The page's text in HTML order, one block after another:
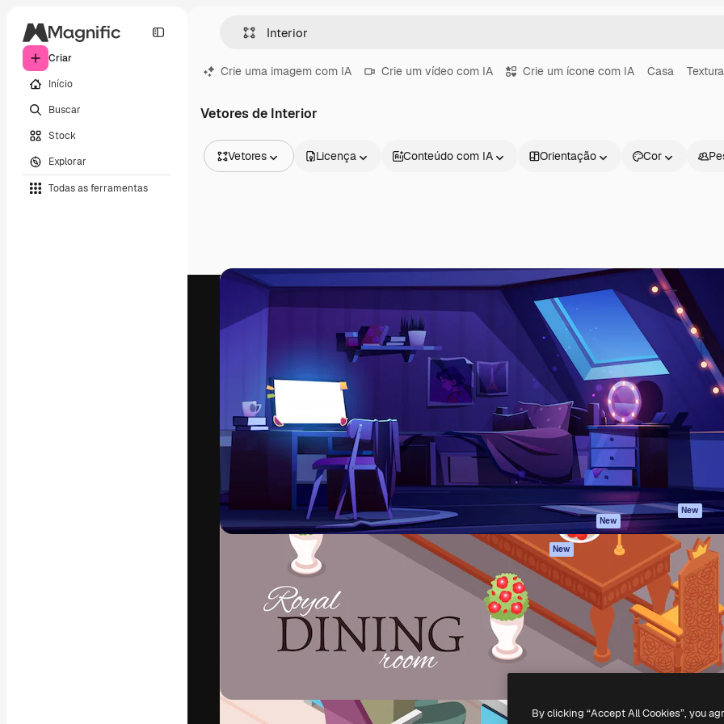
Criar
Início
Buscar
Stock
Explorar
Todas as ferramentas
Crie uma imagem com IA Crie um vídeo com IA Crie um ícone com IA Casa
Vetores de Interior
Vetores
Vídeos
Clipes de vídeo
Modelos de vídeos
Ícones
Licença Conteúdo com IA Orientação Cor
A plataforma criativa para você direcionar
seu melhor trabalho. Mais de 1 milhão de
assinantes entre criativos, empresas,
agências e estúdios.
Português
Produtos
Spaces
Assistente de IA
Gerador de
imagens
Gerador de vídeos
Texto para voz
Conteúdo de stock
MCP para
Claude/ChatGPT
New
Agentes New
API
App móvel
Todas as
ferramentas
Começar
Academy
Documentação
Atendimento
Termos e
condições
Política de
privacidade
Originais New
Política de cookies
Central de
confiabilidade
Afiliados
Empresas
Todos os direitos reservados.
By clicking “Accept All Cookies”, you